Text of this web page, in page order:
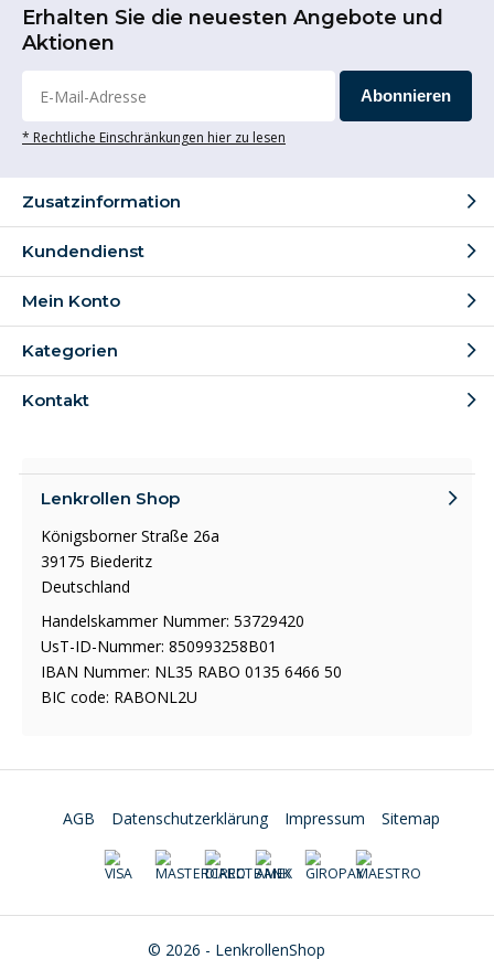
Erhalten Sie die neuesten Angebote und
Aktionen
Abonnieren
* Rechtliche Einschränkungen hier zu lesen
Zusatzinformation
Kundendienst
Mein Konto
Kategorien
Kontakt
Lenkrollen Shop
Königsborner Straße 26a
39175 Biederitz
Deutschland
Handelskammer Nummer: 53729420
UsT-ID-Nummer: 850993258B01
IBAN Nummer: NL35 RABO 0135 6466 50
BIC code: RABONL2U
© 2026 - LenkrollenShop
AGB Datenschutzerklärung Impressum Sitemap